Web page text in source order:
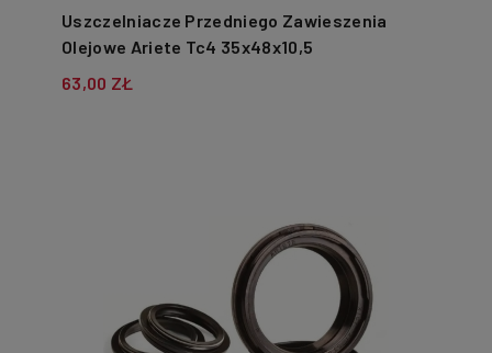
Uszczelniacze Przedniego Zawieszenia
Olejowe Ariete Tc4 35x48x10,5
63,00 ZŁ